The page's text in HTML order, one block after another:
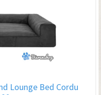
Lounge Bed Cordu